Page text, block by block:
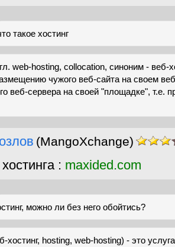
такое хостинг
web-hosting, collocation, синоним - веб-
чужого веб-сайта на своем
веб-сервера на своей "площадке", т.е.
(MangoXchange)
: maxided.com
можно ли без него обойтись?
хостинг, hosting, web-hosting) - это